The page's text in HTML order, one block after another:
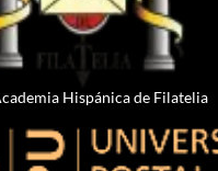
Hispánica de Filatelia